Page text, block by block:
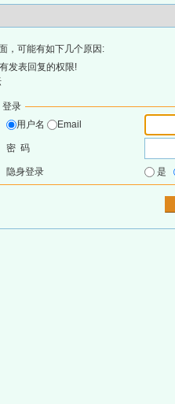
，可能有如下几个原因:
发表回复的权限!
登录
用户名
Email
密 码
隐身登录 是